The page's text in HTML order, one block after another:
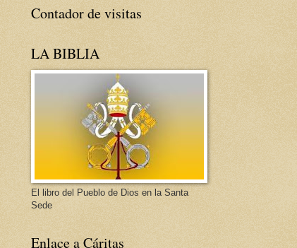
Contador de visitas
LA BIBLIA
El libro del Pueblo de Dios en la Santa
Sede
Enlace a Cáritas